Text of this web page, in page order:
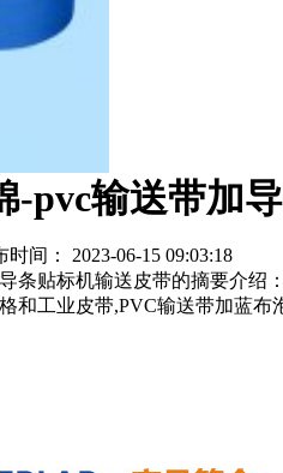
-pvc输送带加
： 2023-06-15 09:03:18
条贴标机输送皮带的摘要介绍：
和工业皮带,PVC输送带加蓝